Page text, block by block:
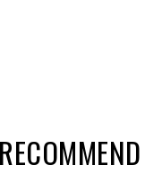
RECOMMEND